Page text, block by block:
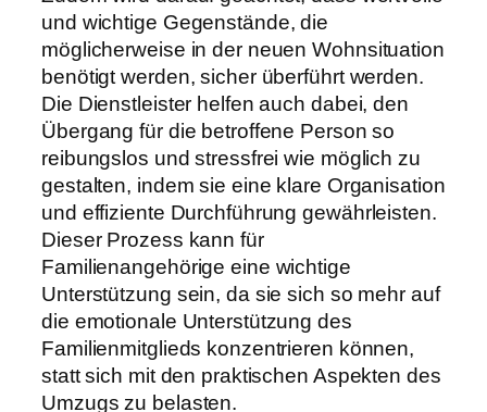
und wichtige Gegenstände, die
möglicherweise in der neuen Wohnsituation
benötigt werden, sicher überführt werden.
Die Dienstleister helfen auch dabei, den
Übergang für die betroffene Person so
reibungslos und stressfrei wie möglich zu
gestalten, indem sie eine klare Organisation
und effiziente Durchführung gewährleisten.
Dieser Prozess kann für
Familienangehörige eine wichtige
Unterstützung sein, da sie sich so mehr auf
die emotionale Unterstützung des
Familienmitglieds konzentrieren können,
statt sich mit den praktischen Aspekten des
Umzugs zu belasten.